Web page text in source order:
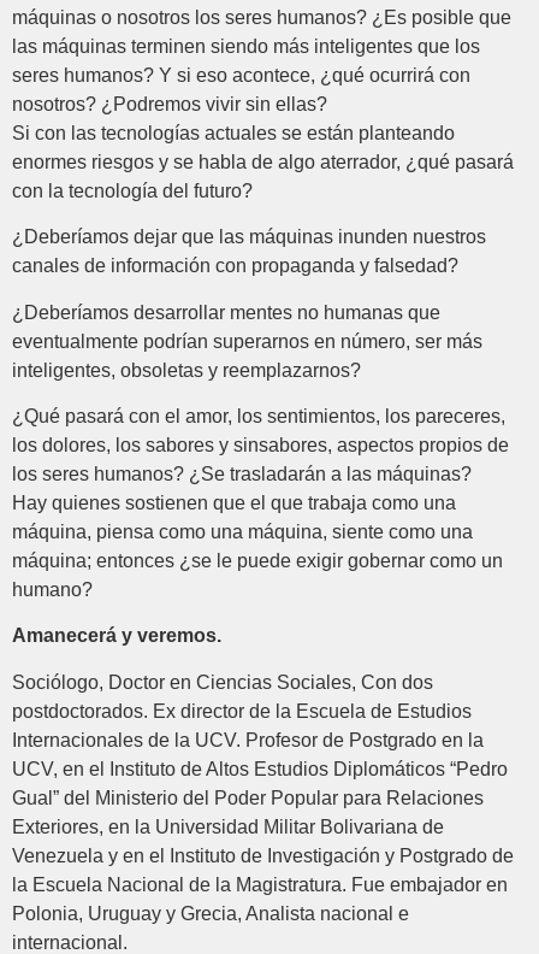
máquinas o nosotros los seres humanos? ¿Es posible que
las máquinas terminen siendo más inteligentes que los
seres humanos? Y si eso acontece, ¿qué ocurrirá con
nosotros? ¿Podremos vivir sin ellas?
Si con las tecnologías actuales se están planteando
enormes riesgos y se habla de algo aterrador, ¿qué pasará
con la tecnología del futuro?
¿Deberíamos dejar que las máquinas inunden nuestros
canales de información con propaganda y falsedad?
¿Deberíamos desarrollar mentes no humanas que
eventualmente podrían superarnos en número, ser más
inteligentes, obsoletas y reemplazarnos?
¿Qué pasará con el amor, los sentimientos, los pareceres,
los dolores, los sabores y sinsabores, aspectos propios de
los seres humanos? ¿Se trasladarán a las máquinas?
Hay quienes sostienen que el que trabaja como una
máquina, piensa como una máquina, siente como una
máquina; entonces ¿se le puede exigir gobernar como un
humano?
Amanecerá y veremos.
Sociólogo, Doctor en Ciencias Sociales, Con dos
postdoctorados. Ex director de la Escuela de Estudios
Internacionales de la UCV. Profesor de Postgrado en la
UCV, en el Instituto de Altos Estudios Diplomáticos “Pedro
Gual” del Ministerio del Poder Popular para Relaciones
Exteriores, en la Universidad Militar Bolivariana de
Venezuela y en el Instituto de Investigación y Postgrado de
la Escuela Nacional de la Magistratura. Fue embajador en
Polonia, Uruguay y Grecia, Analista nacional e
internacional.